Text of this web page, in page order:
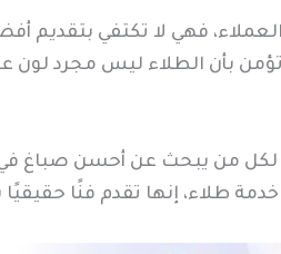
فهي لا تكتفي بتقديم
تؤمن بأن الطلاء ليس مجرد
لكل من يبحث عن أحسن صباغ في
طلاء، إنها تقدم فنًا